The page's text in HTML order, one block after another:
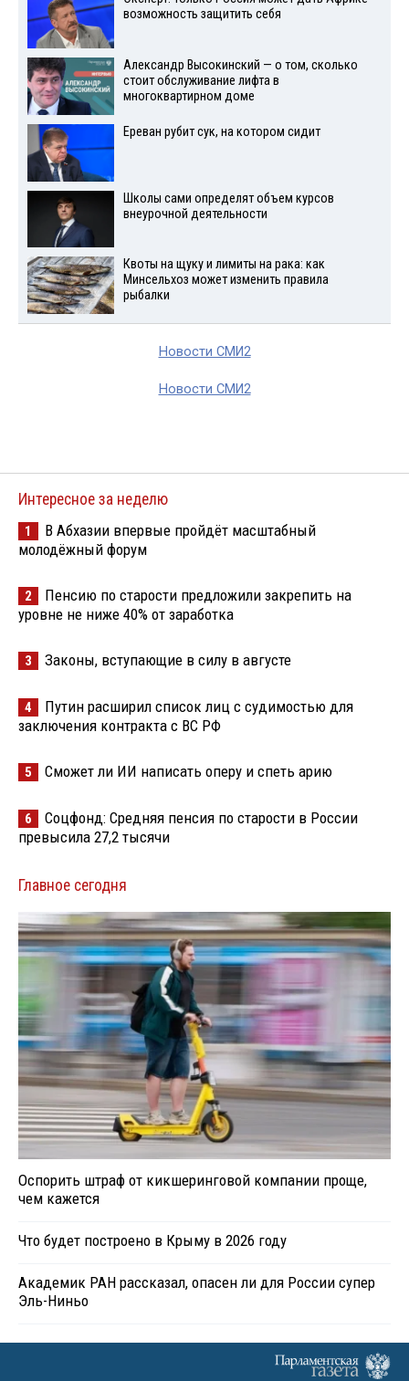
возможность защитить себя
Александр Высокинский — о том, сколько
стоит обслуживание лифта в
многоквартирном доме
Ереван рубит сук, на котором сидит
Школы сами определят объем курсов
внеурочной деятельности
Квоты на щуку и лимиты на рака: как
Минсельхоз может изменить правила
рыбалки
Новости СМИ2
Новости СМИ2
Интересное за неделю
1
В Абхазии впервые пройдёт масштабный
молодёжный форум
2
Пенсию по старости предложили закрепить на
уровне не ниже 40% от заработка
3 Законы, вступающие в силу в августе
4
Путин расширил список лиц с судимостью для
заключения контракта с ВС РФ
5 Сможет ли ИИ написать оперу и спеть арию
6
Соцфонд: Средняя пенсия по старости в России
превысила 27,2 тысячи
Главное сегодня
Оспорить штраф от кикшеринговой компании проще,
чем кажется
Что будет построено в Крыму в 2026 году
Академик РАН рассказал, опасен ли для России супер
Эль-Ниньо